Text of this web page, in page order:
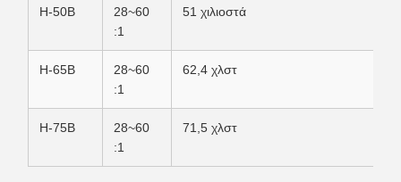
H-50B
28~60
:1
51 χιλιοστά
H-65B
28~60
:1
62,4 χλστ
H-75B
28~60
:1
71,5 χλστ